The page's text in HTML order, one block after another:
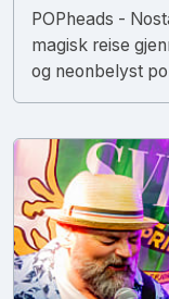
POPheads -
magisk reise
og neonbelyst